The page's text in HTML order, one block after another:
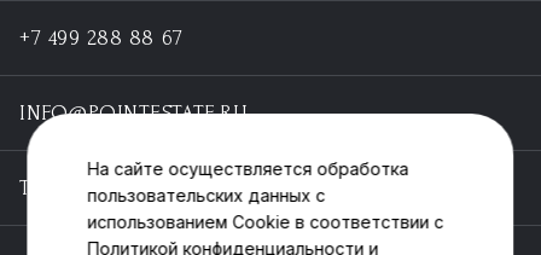
+7 499 288 88 67
INFO@POINTESTATE.RU
TELEGRAM
На сайте осуществляется обработка
пользовательских данных с
использованием Cookie в соответствии с
Политикой конфиденциальности и